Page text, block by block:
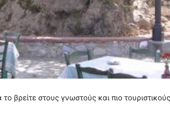
το βρείτε στους γνωστούς και πιο